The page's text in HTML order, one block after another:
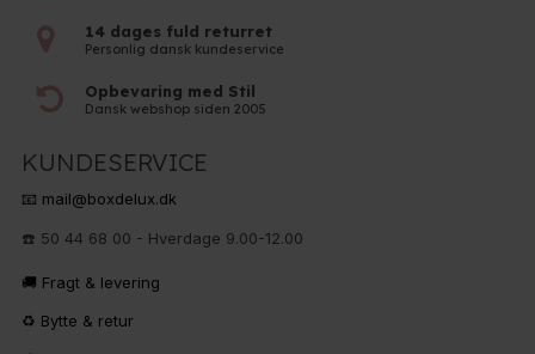
14 dages fuld returret
Personlig dansk kundeservice
Opbevaring med Stil
Dansk webshop siden 2005
KUNDESERVICE
📧 mail@boxdelux.dk
☎️ 50 44 68 00 - Hverdage 9.00-12.00
🚚 Fragt & levering
♻️ Bytte & retur